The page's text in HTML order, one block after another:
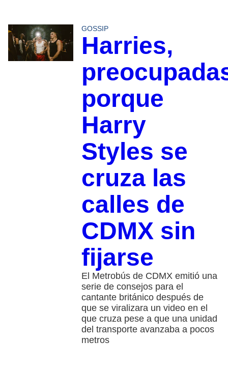
GOSSIP
Harries,
porque
Harry
Styles se
cruza las
calles de
CDMX sin
fijarse
El Metrobús de CDMX emitió una
serie de consejos para el
cantante británico después de
que se viralizara un video en el
que cruza pese a que una unidad
del transporte avanzaba a pocos
metros